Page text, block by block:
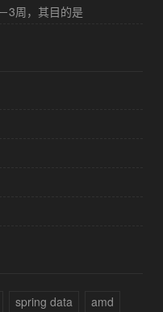
3周，其目的是
spring data
amd